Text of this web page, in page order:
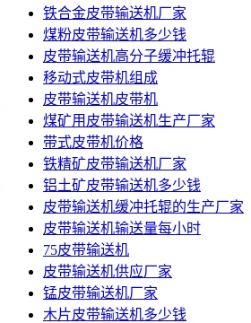
铁合金皮带输送机厂家
煤粉皮带输送机多少钱
皮带输送机高分子缓冲托辊
移动式皮带机组成
皮带输送机皮带机
煤矿用皮带输送机生产厂家
带式皮带机价格
铁精矿皮带输送机厂家
铝土矿皮带输送机多少钱
皮带输送机缓冲托辊的生产厂家
皮带输送机输送量每小时
75皮带输送机
皮带输送机供应厂家
锰皮带输送机厂家
木片皮带输送机多少钱